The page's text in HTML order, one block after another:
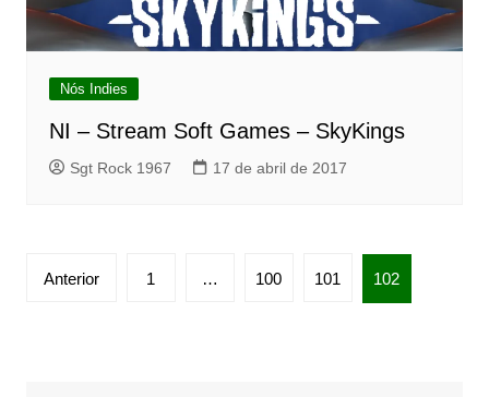
Nós Indies
NI – Stream Soft Games – SkyKings
Sgt Rock 1967 17 de abril de 2017
Paginação
Anterior 1 … 100 101 102